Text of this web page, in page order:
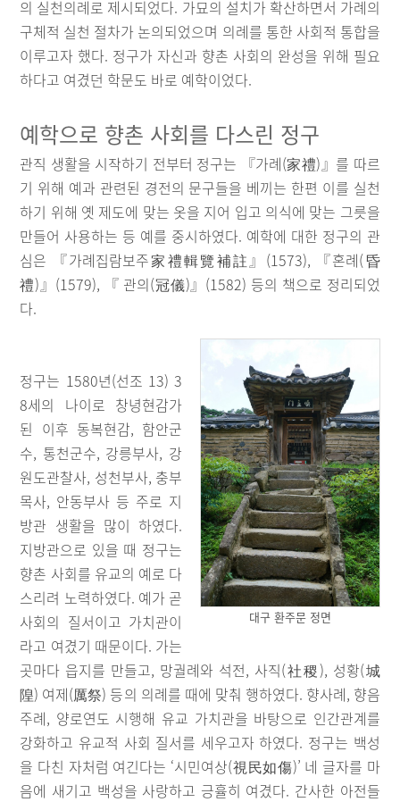
의 실천의례로 제시되었다. 가묘의 설치가 확산하면서 가례의
구체적 실천 절차가 논의되었으며 의례를 통한 사회적 통합을
이루고자 했다. 정구가 자신과 향촌 사회의 완성을 위해 필요
하다고 여겼던 학문도 바로 예학이었다.
예학으로 향촌 사회를 다스린 정구
관직 생활을 시작하기 전부터 정구는 『가례(家禮)』를 따르
기 위해 예과 관련된 경전의 문구들을 베끼는 한편 이를 실천
하기 위해 옛 제도에 맞는 옷을 지어 입고 의식에 맞는 그릇을
만들어 사용하는 등 예를 중시하였다. 예학에 대한 정구의 관
심은 『가례집람보주家禮輯覽補註』(1573), 『혼례(昏
禮)』(1579), 『 관의(冠儀)』(1582) 등의 책으로 정리되었
다.
대구 환주문 정면
정구는 1580년(선조 13) 3
8세의 나이로 창녕현감가
된 이후 동복현감, 함안군
수, 통천군수, 강릉부사, 강
원도관찰사, 성천부사, 충부
목사, 안동부사 등 주로 지
방관 생활을 많이 하였다.
지방관으로 있을 때 정구는
향촌 사회를 유교의 예로 다
스리려 노력하였다. 예가 곧
사회의 질서이고 가치관이
라고 여겼기 때문이다. 가는
곳마다 읍지를 만들고, 망궐례와 석전, 사직(社稷), 성황(城
隍) 여제(厲祭) 등의 의례를 때에 맞춰 행하였다. 향사례, 향음
주례, 양로연도 시행해 유교 가치관을 바탕으로 인간관계를
강화하고 유교적 사회 질서를 세우고자 하였다. 정구는 백성
을 다친 자처럼 여긴다는 ‘시민여상(視民如傷)’ 네 글자를 마
음에 새기고 백성을 사랑하고 긍휼히 여겼다. 간사한 아전들